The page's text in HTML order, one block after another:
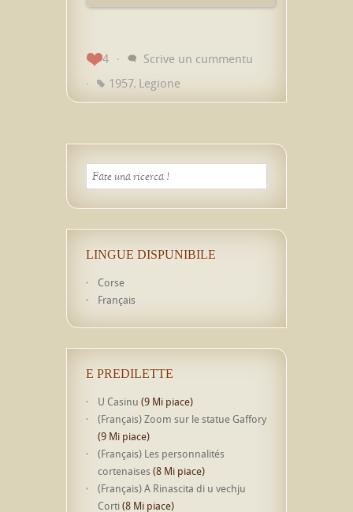
4
Scrive un cummentu
1957, Legione
LINGUE DISPUNIBILE
Corse
Français
E PREDILETTE
U Casinu (9 Mi piace)
(Français) Zoom sur le statue Gaffory
(9 Mi piace)
(Français) Les personnalités
cortenaises (8 Mi piace)
(Français) A Rinascita di u vechju
Corti(8 Mi piace)